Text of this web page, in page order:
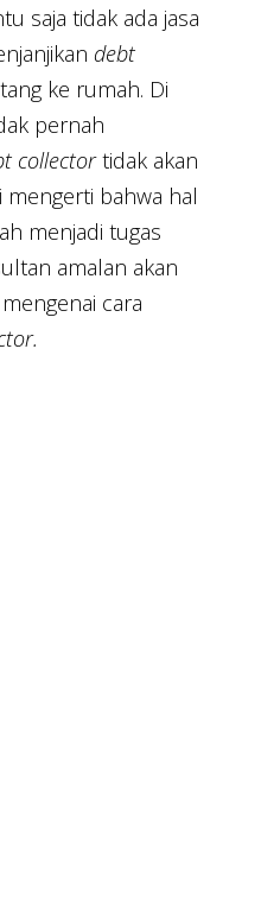
saja tidak ada jasa
debt
ke rumah. Di
pernah
collectortidak akan
mengerti bahwa hal
menjadi tugas
amalan akan
cara